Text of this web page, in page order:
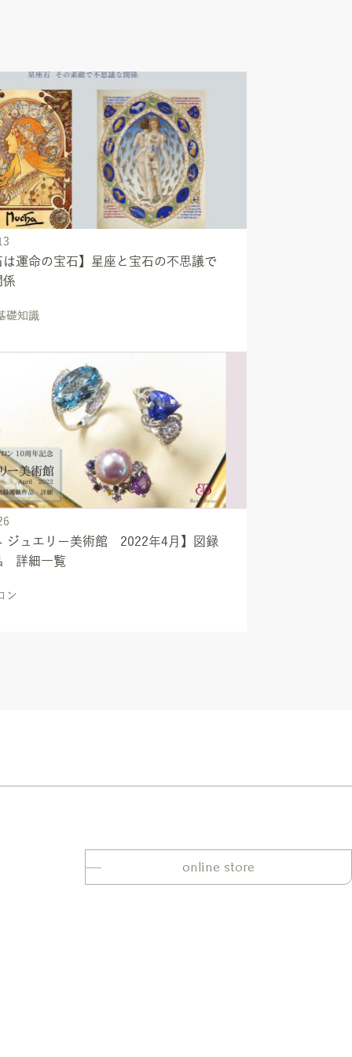
は運命の宝石】星座と宝石の不思議で
係
礎知識
ジュエリー美術館 2022年4月】図録
詳細一覧
ン
online store